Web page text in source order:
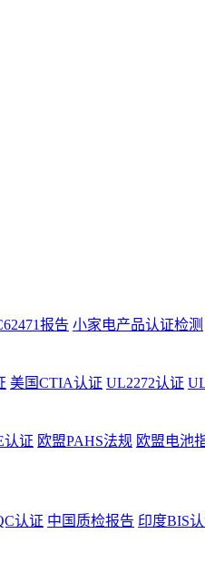
报告 小家电产品认证检测
美国CTIA认证 UL2272认证
认证 欧盟PAHS法规 欧盟电池
认证 中国质检报告 印度BIS